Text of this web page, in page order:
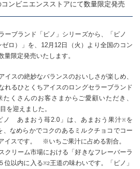
ンビニエンスストアにて数量限定発売
ーブランド「ピノ」シリーズから、「ピノ
ロ）」を、12月12日（火）より全国のコン
量限定発売いたします。
スの絶妙なバランスのおいしさが楽しめ、
れるひとくちアイスのロングセラーブランド
くさんのお客さまからご愛顧いただき、
を迎えました。
ノ あまおう苺2.0」は、あまおう果汁※を
、なめらかでコクのあるミルクチョコでコー
イスです。 ※いちご果汁に占める割合。
リーム市場における「好きなフレーバーラ
位以内に入る※2王道の味わいです。「ピノ」